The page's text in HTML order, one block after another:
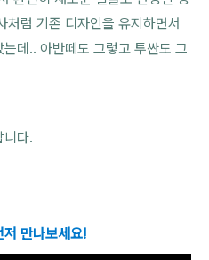
처럼 기존 디자인을 유지하면서
데.. 아반떼도 그렇고 투싼도 그
니다.
만나보세요!